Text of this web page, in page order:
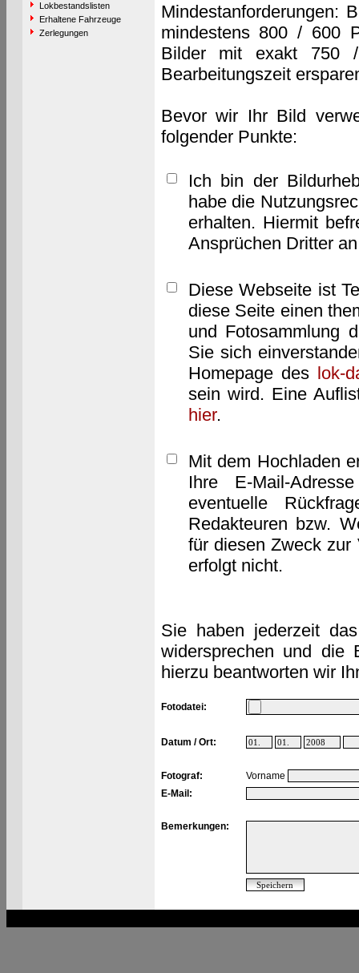
Lokbestandslisten
Erhaltene Fahrzeuge
Zerlegungen
Mindestanforderungen:
mindestens 800 / 600
Bilder mit exakt 750
Bearbeitungszeit
Bevor wir Ihr Bild
folgender Punkte:
Ich bin der
habe die
erhalten. Hiermit
Ansprüchen Dritter
Diese Webseite ist
diese Seite einen
und Fotosammlung
Sie sich
Homepage des lok-
sein wird. Eine
hier.
Mit dem Hochladen
Ihre E-Mail-
eventuelle
Redakteuren bzw.
für diesen Zweck zur
erfolgt nicht.
Sie haben jederzeit
widersprechen und die
hierzu beantworten wir
Fotodatei:
Datum / Ort:
Fotograf:
Vorname
E-Mail:
Bemerkungen: